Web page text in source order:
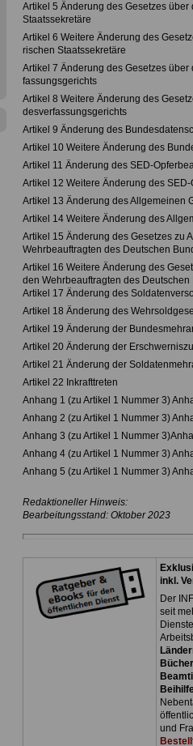
Artikel 5 Änderung des Gesetzes
Staatssekretäre
Artikel 6 Weitere Änderung des
rischen Staatssekretäre
Artikel 7 Änderung des Gesetzes
fassungsgerichts
Artikel 8 Weitere Änderung des
desverfassungsgerichts
Artikel 9 Änderung des
Artikel 10 Weitere Änderung des
Artikel 11 Änderung des SED-
Artikel 12 Weitere Änderung des
Artikel 13 Änderung des Allgemeinen
Artikel 14 Weitere Änderung des
Artikel 15 Änderung des Gesetzes zu
Wehrbeauftragten des Deutschen
Artikel 16 Weitere Änderung des
den Wehrbeauftragten des Deutschen
Artikel 17 Änderung des
Artikel 18 Änderung des
Artikel 19 Änderung der
Artikel 20 Änderung der
Artikel 21 Änderung der
Artikel 22 Inkrafttreten
Anhang 1 (zu Artikel 1 Nummer 3)
Anhang 2 (zu Artikel 1 Nummer 3)
Anhang 3 (zu Artikel 1 Nummer
Anhang 4 (zu Artikel 1 Nummer 3)
Anhang 5 (zu Artikel 1 Nummer 3)
Redaktioneller Hinweis:
Bearbeitungsstand: Oktober 2023
inkl.
Der
seit
und